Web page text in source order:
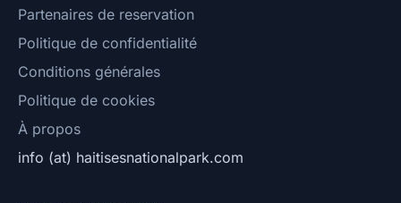
Partenaires de reservation
Politique de confidentialité
Conditions générales
Politique de cookies
À propos
info (at) haitisesnationalpark.com